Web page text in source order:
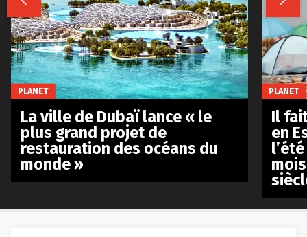
PLANET
La ville de Dubaï lance « le
plus grand projet de
restauration des océans du
monde »
PLANET
Il
en